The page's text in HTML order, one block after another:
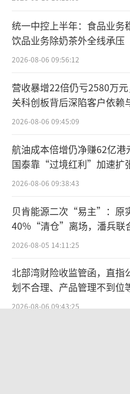
个百分点。
实际上，近年来
行业较为常见，而光
银行最近公布的2024
属净利润为124.3亿元
增长率不高，但这标
段时间的挑战后，盈
与此同时，光大
也有所提升，显示出
业绩回暖的背后，除
政策和战略外，还反
型和金融创新方面的
特别是在科技金
统一中控上半年：食品业务
饮品业务除奶茶外全线承压
2026-08-06 09:56:12
营收暴增22倍仍亏2580万
关科创板背后深陷客户依赖
困局
2026-08-06 09:45:09
航油成本倍增仍净赚62亿港
国泰靠“过境红利”加速扩
2026-08-06 09:38:43
贝肯能源二次“易主”：原
40%“清仓”离场，潘兵联
宏科百世拟入主
2026-08-05 14:11:25
北部湾财险收监管函，直指
划不合理、产品管理不到
点”
2026-08-06 09:43:25